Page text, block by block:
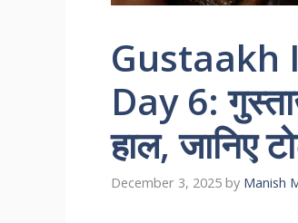
Gustaakh
Day 6:
हाल, जानिए
December 3, 2025 by Manish